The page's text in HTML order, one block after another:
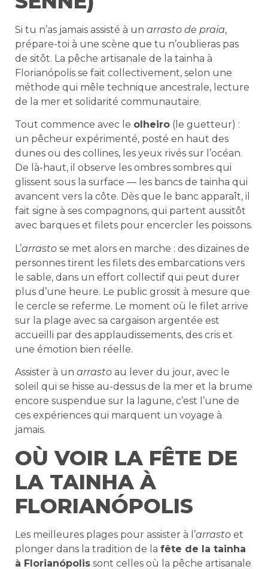
Si tu n’as jamais assisté à un arrasto de praia,
prépare-toi à une scène que tu n’oublieras pas
de sitôt. La pêche artisanale de la tainha à
Florianópolis se fait collectivement, selon une
méthode qui mêle technique ancestrale, lecture
de la mer et solidarité communautaire.
Tout commence avec le olheiro (le guetteur) :
un pêcheur expérimenté, posté en haut des
dunes ou des collines, les yeux rivés sur l’océan.
De là-haut, il observe les ombres sombres qui
glissent sous la surface — les bancs de tainha qui
avancent vers la côte. Dès que le banc apparaît, il
fait signe à ses compagnons, qui partent aussitôt
avec barques et filets pour encercler les poissons.
L’arrasto se met alors en marche : des dizaines de
personnes tirent les filets des embarcations vers
le sable, dans un effort collectif qui peut durer
plus d’une heure. Le public grossit à mesure que
le cercle se referme. Le moment où le filet arrive
sur la plage avec sa cargaison argentée est
accueilli par des applaudissements, des cris et
une émotion bien réelle.
Assister à un arrasto au lever du jour, avec le
soleil qui se hisse au-dessus de la mer et la brume
encore suspendue sur la lagune, c’est l’une de
ces expériences qui marquent un voyage à
jamais.
OÙ VOIR LA FÊTE DE
LA TAINHA À
FLORIANÓPOLIS
Les meilleures plages pour assister à l’arrasto et
plonger dans la tradition de la fête de la tainha
à Florianópolis sont celles où la pêche artisanale